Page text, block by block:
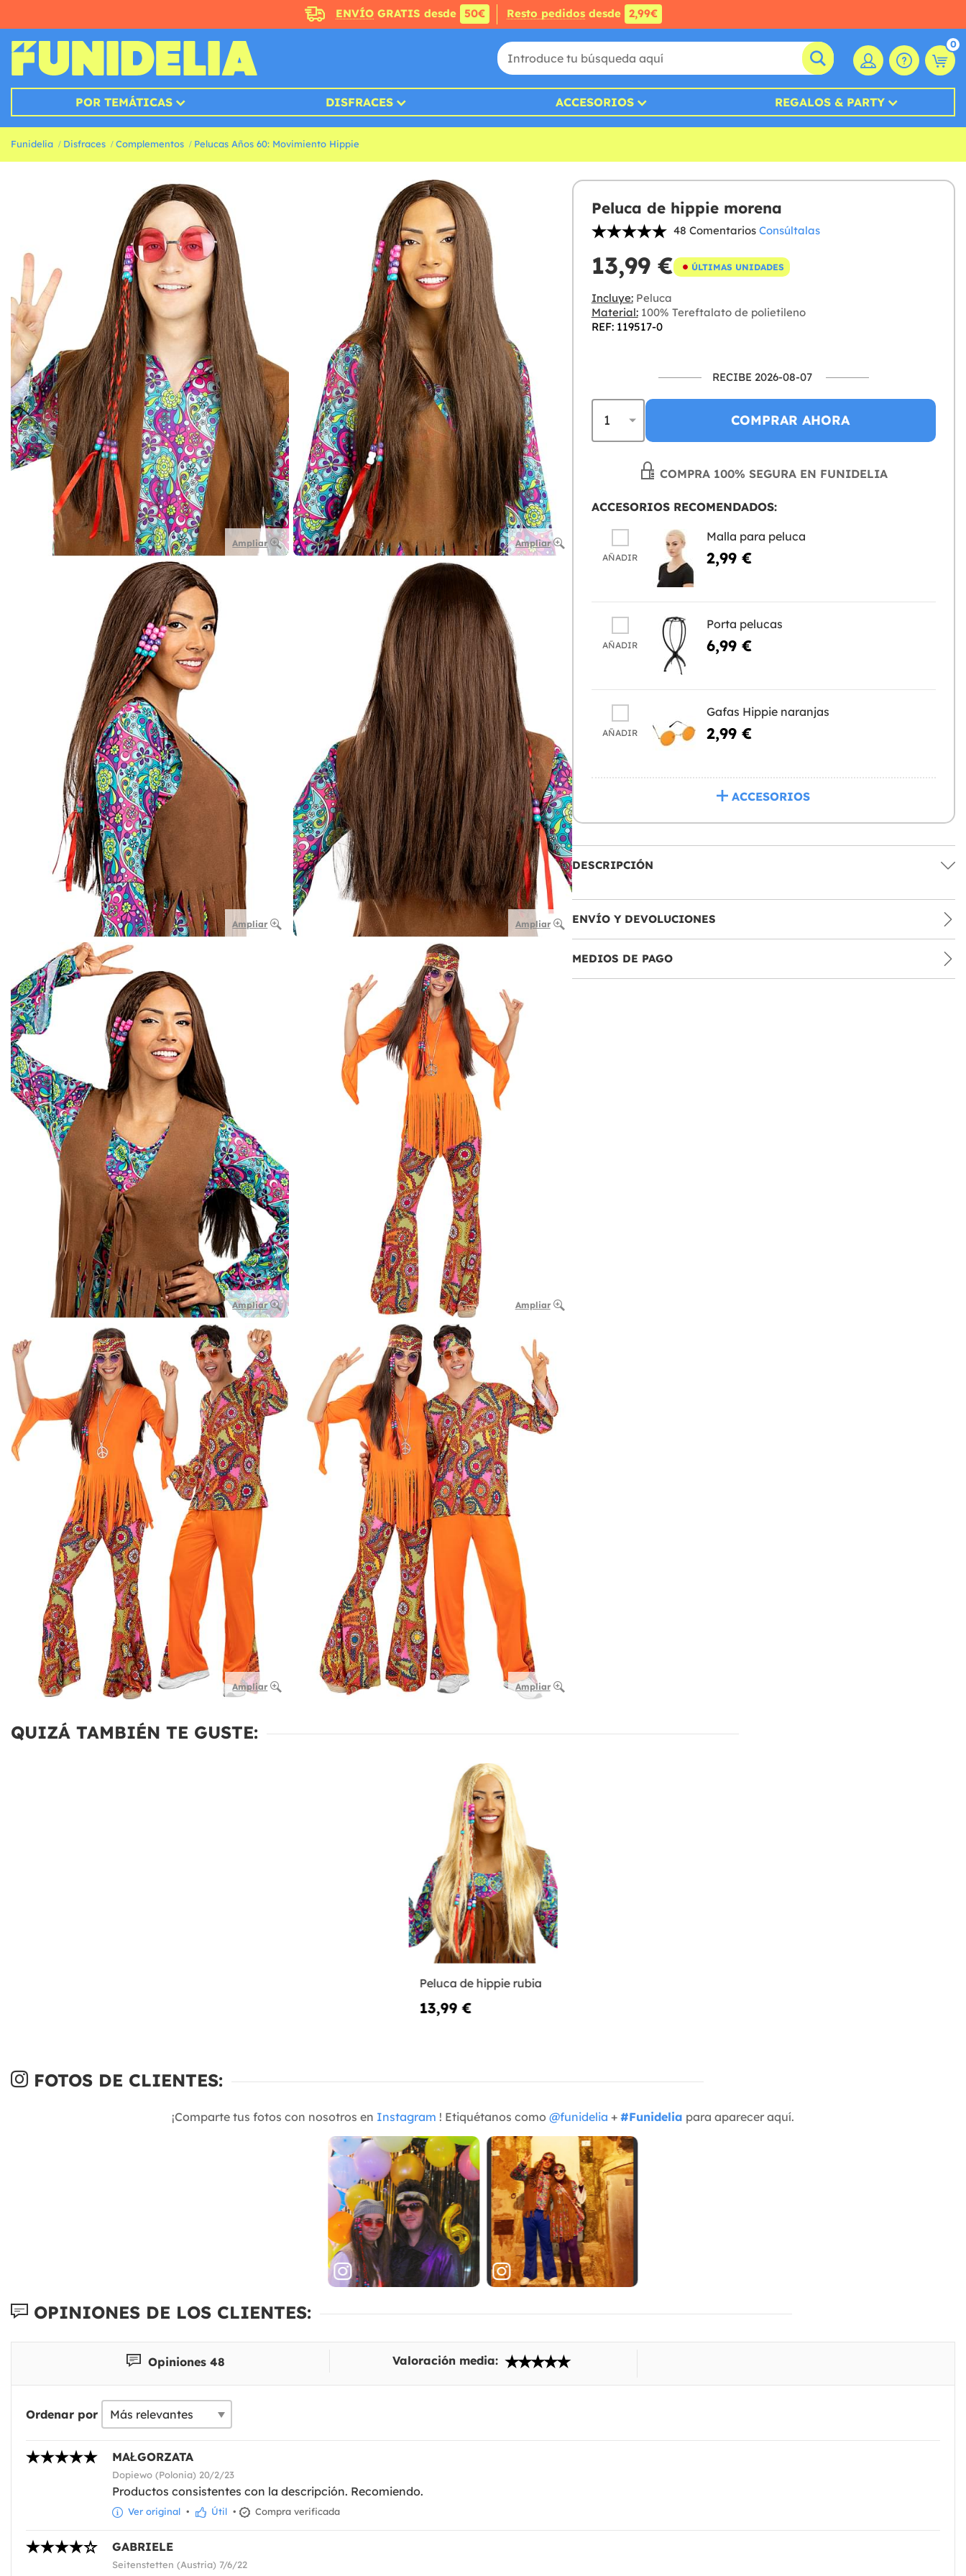
ENVÍOGRATIS desde 50€ Resto pedidosdesde 2,99€
0
POR TEMÁTICAS DISFRACES ACCESORIOS REGALOS & PARTY
Funidelia Disfraces Complementos Pelucas Años 60: Movimiento Hippie
Ampliar Ampliar
Ampliar Ampliar
Ampliar Ampliar
Ampliar Ampliar
Peluca de hippie morena
48 Comentarios Consúltalas
13,99 € ÚLTIMAS UNIDADES
Incluye:Peluca
Material:100% Tereftalato de polietileno
REF: 119517-0
RECIBE 2026-08-07
COMPRAR AHORA
COMPRA 100% SEGURA EN FUNIDELIA
ACCESORIOS RECOMENDADOS:
AÑADIR
Malla para peluca
2,99 €
AÑADIR
Porta pelucas
6,99 €
AÑADIR
Gafas Hippie naranjas
2,99 €
ACCESORIOS
DESCRIPCIÓN
ENVÍO Y DEVOLUCIONES
MEDIOS DE PAGO
QUIZÁ TAMBIÉN TE GUSTE:
Peluca de hippie rubia
13,99 €
FOTOS DE CLIENTES:
¡Comparte tus fotos con nosotros en Instagram ! Etiquétanos como @funidelia + #Funidelia para aparecer aquí.
OPINIONES DE LOS CLIENTES:
Opiniones 48 Valoración media:
Ordenar por
MAŁGORZATA
Dopiewo (Polonia) 20/2/23
Productos consistentes con la descripción. Recomiendo.
Ver original • Útil • Compra verificada
GABRIELE
Seitenstetten (Austria) 7/6/22